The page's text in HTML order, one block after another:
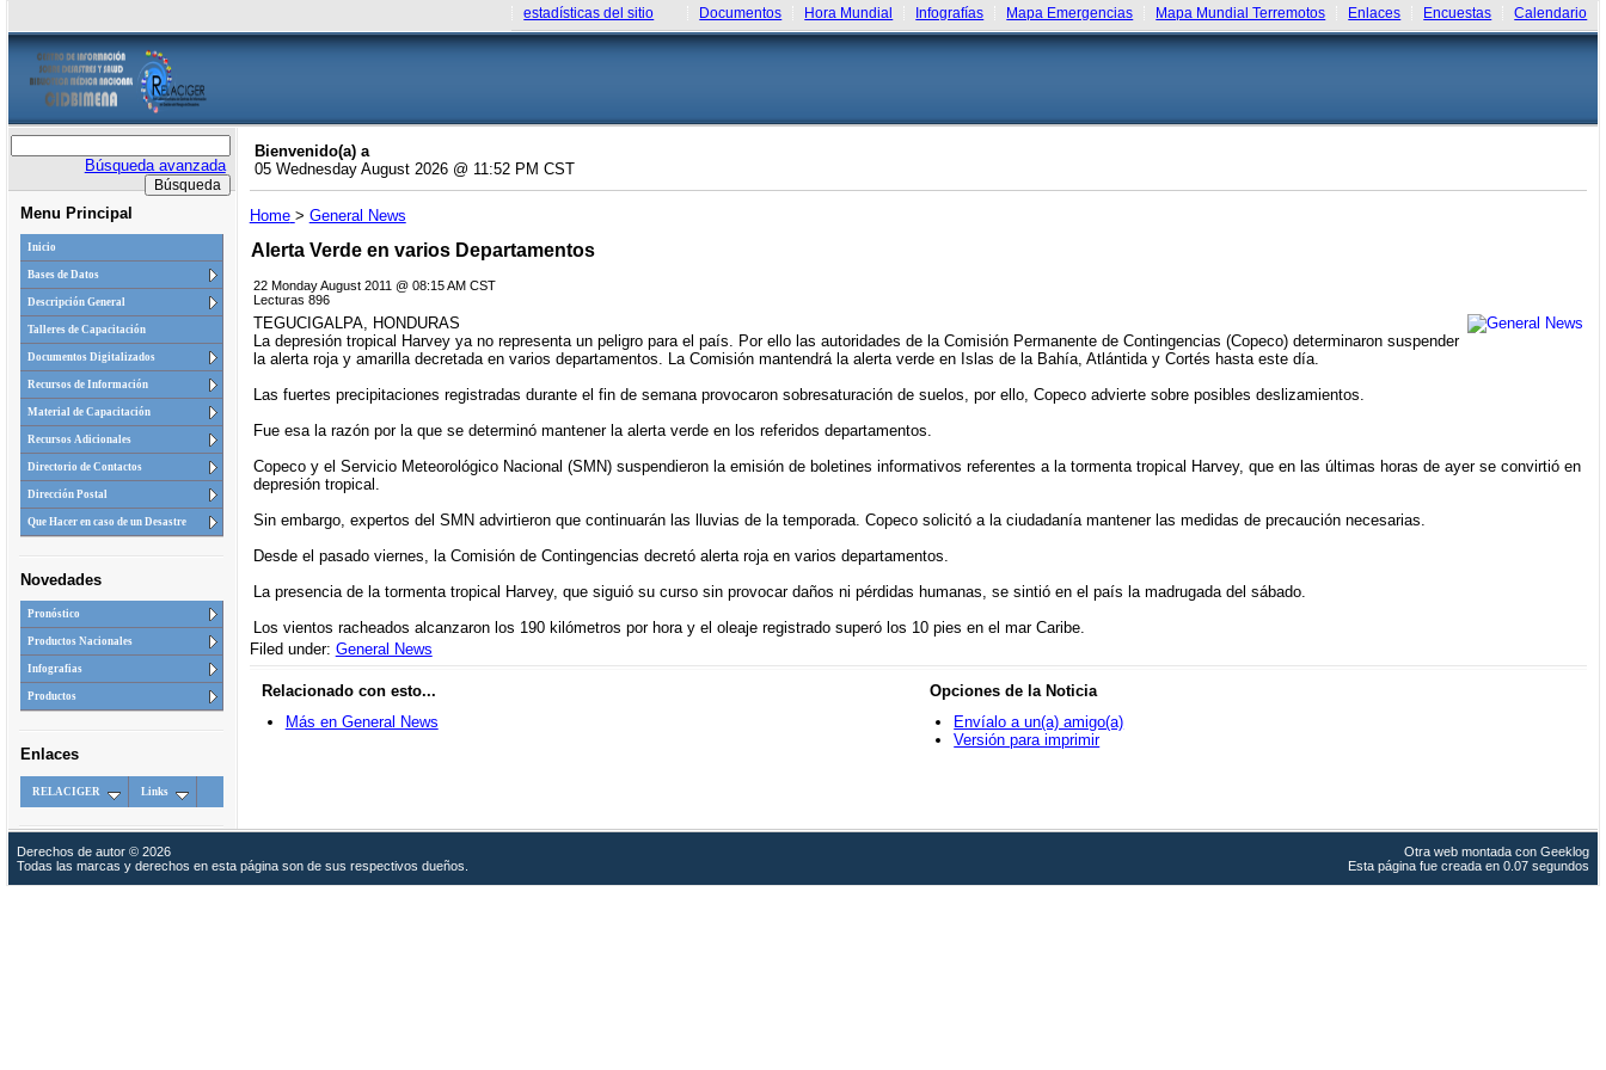
estadísticas del sitio Documentos Hora Mundial Infografías Mapa Emergencias Mapa Mundial Terremotos Enlaces Encuestas Calendario
Búsqueda avanzada
Menu Principal
Inicio
Bases de Datos
Descripción General
Talleres de Capacitación
Documentos Digitalizados
Recursos de Información
Material de Capacitación
Recursos Adicionales
Directorio de Contactos
Dirección Postal
Que Hacer en caso de un Desastre
Novedades
Pronóstico
Productos Nacionales
Infografias
Productos
Enlaces
RELACIGER Links
Bienvenido(a) a
05 Wednesday August 2026 @ 11:52 PM CST
Home > General News
Alerta Verde en varios Departamentos
22 Monday August 2011 @ 08:15 AM CST
Lecturas 896
TEGUCIGALPA, HONDURAS
La depresión tropical Harvey ya no representa un peligro para el país. Por ello las autoridades de la Comisión Permanente de Contingencias (Copeco) determinaron suspender
la alerta roja y amarilla decretada en varios departamentos. La Comisión mantendrá la alerta verde en Islas de la Bahía, Atlántida y Cortés hasta este día.
Las fuertes precipitaciones registradas durante el fin de semana provocaron sobresaturación de suelos, por ello, Copeco advierte sobre posibles deslizamientos.
Fue esa la razón por la que se determinó mantener la alerta verde en los referidos departamentos.
Copeco y el Servicio Meteorológico Nacional (SMN) suspendieron la emisión de boletines informativos referentes a la tormenta tropical Harvey, que en las últimas horas de ayer se convirtió en
depresión tropical.
Sin embargo, expertos del SMN advirtieron que continuarán las lluvias de la temporada. Copeco solicitó a la ciudadanía mantener las medidas de precaución necesarias.
Desde el pasado viernes, la Comisión de Contingencias decretó alerta roja en varios departamentos.
La presencia de la tormenta tropical Harvey, que siguió su curso sin provocar daños ni pérdidas humanas, se sintió en el país la madrugada del sábado.
Los vientos racheados alcanzaron los 190 kilómetros por hora y el oleaje registrado superó los 10 pies en el mar Caribe.
Filed under: General News
Relacionado con esto...
Más en General News
Opciones de la Noticia
Envíalo a un(a) amigo(a)
Versión para imprimir
Derechos de autor © 2026
Todas las marcas y derechos en esta página son de sus respectivos dueños.
Otra web montada con Geeklog
Esta página fue creada en 0.07 segundos